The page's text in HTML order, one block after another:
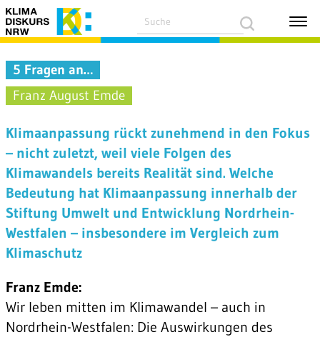
5 Fragen an…
Franz August Emde
Klimaanpassung rückt zunehmend in den Fokus
– nicht zuletzt, weil viele Folgen des
Klimawandels bereits Realität sind. Welche
Bedeutung hat Klimaanpassung innerhalb der
Stiftung Umwelt und Entwicklung Nordrhein-
Westfalen – insbesondere im Vergleich zum
Klimaschutz
Franz Emde:
Wir leben mitten im Klimawandel – auch in
Nordrhein-Westfalen: Die Auswirkungen des